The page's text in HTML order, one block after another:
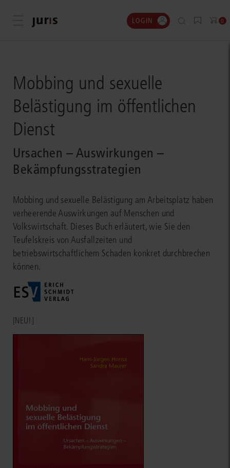
Menü öffnen LOGIN 0
Mobbing und sexuelle
Belästigung im öffentlichen
Dienst
Ursachen – Auswirkungen –
Bekämpfungsstrategien
Mobbing und sexuelle Belästigung am Arbeitsplatz haben
verheerende Auswirkungen auf Menschen und
Volkswirtschaft. Dieses Buch erläutert, wie Sie den
Teufelskreis von Ausfallzeiten und
betriebswirtschaftlichem Schaden konkret durchbrechen
können.
[NEU!]